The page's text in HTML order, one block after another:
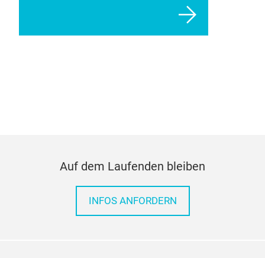
Auf dem Laufenden bleiben
INFOS ANFORDERN